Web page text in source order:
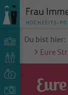
Du bist hier:
Eure